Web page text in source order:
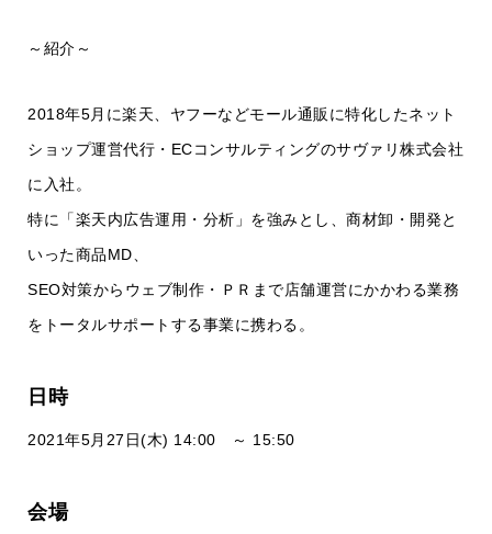
～紹介～
2018年5月に楽天、ヤフーなどモール通販に特化したネット
ショップ運営代行・ECコンサルティングのサヴァリ株式会社
に入社。
特に「楽天内広告運用・分析」を強みとし、商材卸・開発と
いった商品MD、
SEO対策からウェブ制作・ＰＲまで店舗運営にかかわる業務
をトータルサポートする事業に携わる。
日時
2021年5月27日(木) 14:00 ～ 15:50
会場